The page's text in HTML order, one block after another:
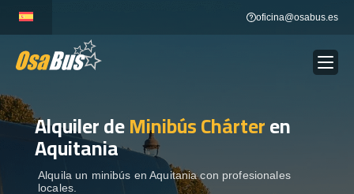
content
oficina@osabus.es
ALQUILER DE AUTOCARES Show dropdown
DESTINOS
Alquiler deMinibús Chárteren
Aquitania
Alquila un minibús en Aquitania con profesionales
locales.